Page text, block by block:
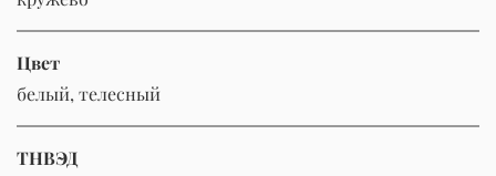
Цвет
белый, телесный
ТНВЭД